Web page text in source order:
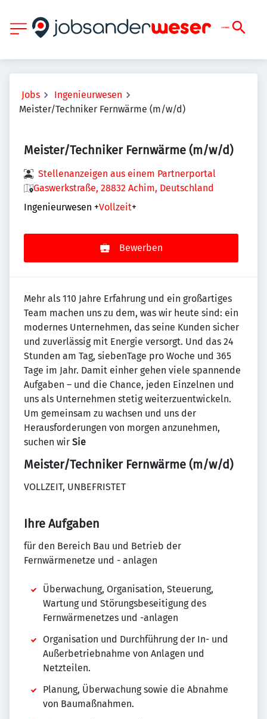
Jobs
Ingenieurwesen
Meister/Techniker Fernwärme (m/w/d)
Meister/Techniker Fernwärme (m/w/d)
Stellenanzeigen aus einem Partnerportal
Gaswerkstraße, 28832 Achim, Deutschland
Ingenieurwesen +Vollzeit+
Bewerben
Mehr als 110 Jahre Erfahrung und ein großartiges
Team machen uns zu dem, was wir heute sind: ein
modernes Unternehmen, das seine Kunden sicher
und zuverlässig mit Energie versorgt. Und das 24
Stunden am Tag, siebenTage pro Woche und 365
Tage im Jahr. Damit einher gehen viele spannende
Aufgaben – und die Chance, jeden Einzelnen und
uns als Unternehmen stetig weiterzuentwickeln.
Um gemeinsam zu wachsen und uns der
Herausforderungen von morgen anzunehmen,
suchen wir Sie
Meister/Techniker Fernwärme (m/w/d)
VOLLZEIT, UNBEFRISTET
Ihre Aufgaben
für den Bereich Bau und Betrieb der
Fernwärmenetze und - anlagen
Überwachung, Organisation, Steuerung,
Wartung und Störungsbeseitigung des
Fernwärmenetzes und -anlagen
Organisation und Durchführung der In- und
Außerbetriebnahme von Anlagen und
Netzteilen.
Planung, Überwachung sowie die Abnahme
von Baumaßnahmen.